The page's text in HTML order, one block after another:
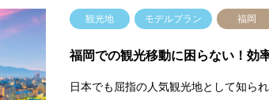
観光地 モデルプラン 福岡
福岡での観光移動に困らない！効
日本でも屈指の人気観光地として知ら